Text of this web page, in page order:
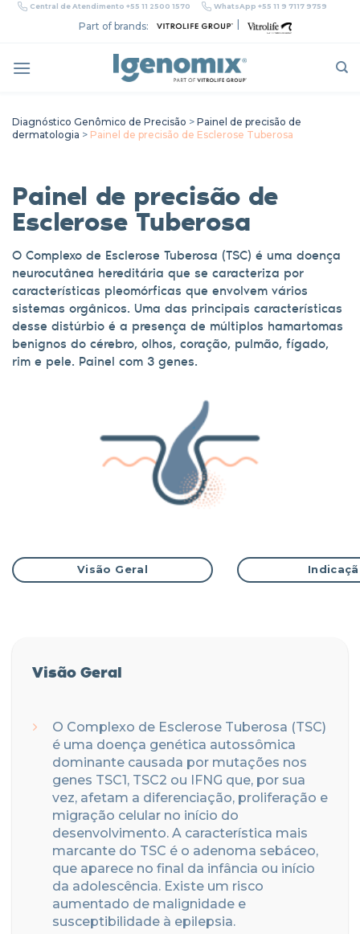
Skip Central de Atendimento +55 11 2500 1570 WhatsApp +55 11 9 7117 9759
Part of brands:
Diagnóstico Genômico de Precisão > Painel de precisão de
dermatologia > Painel de precisão de Esclerose Tuberosa
Painel de precisão de
Esclerose Tuberosa
O Complexo de Esclerose Tuberosa (TSC) é uma doença
neurocutânea hereditária que se caracteriza por
características pleomórficas que envolvem vários
sistemas orgânicos. Uma das principais características
desse distúrbio é a presença de múltiplos hamartomas
benignos do cérebro, olhos, coração, pulmão, fígado,
rim e pele. Painel com 3 genes.
Visão Geral
Visão Geral
O Complexo de Esclerose Tuberosa (TSC)
é uma doença genética autossômica
dominante causada por mutações nos
genes TSC1, TSC2 ou IFNG que, por sua
vez, afetam a diferenciação, proliferação e
migração celular no início do
desenvolvimento. A característica mais
marcante do TSC é o adenoma sebáceo,
que aparece no final da infância ou início
da adolescência. Existe um risco
aumentado de malignidade e
susceptibilidade à epilepsia.